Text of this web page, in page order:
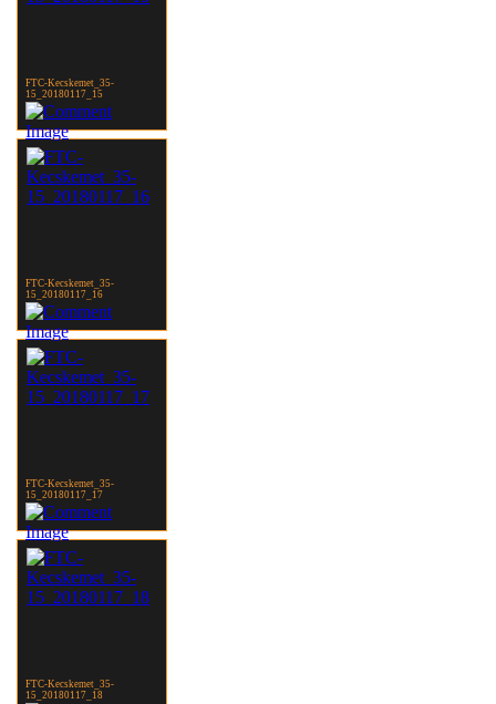
FTC-Kecskemet_35-
15_20180117_15
FTC-Kecskemet_35-
15_20180117_16
FTC-Kecskemet_35-
15_20180117_17
FTC-Kecskemet_35-
15_20180117_18